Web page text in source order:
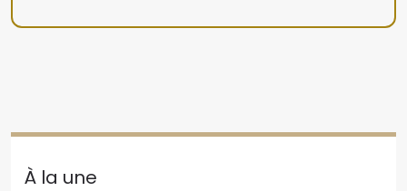
À la une